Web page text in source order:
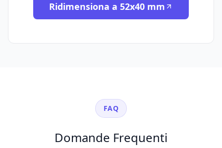
Ridimensiona a 52x40 mm
FAQ
Domande Frequenti